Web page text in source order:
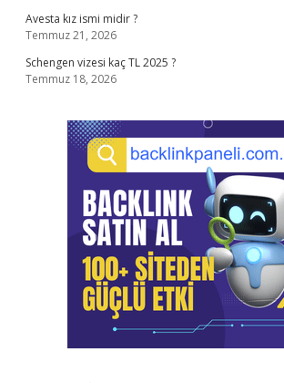
Avesta kız ismi midir ?
Temmuz 21, 2026
Schengen vizesi kaç TL 2025 ?
Temmuz 18, 2026